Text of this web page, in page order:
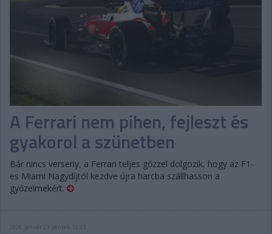
VERSENYNAPTÁRAK
A Ferrari nem pihen, fejleszt és
gyakorol a szünetben
Bár nincs verseny, a Ferrari teljes gőzzel dolgozik, hogy az F1-
es Miami Nagydíjtól kezdve újra harcba szállhasson a
győzelmekért.
2026. január 23. péntek, 12:23